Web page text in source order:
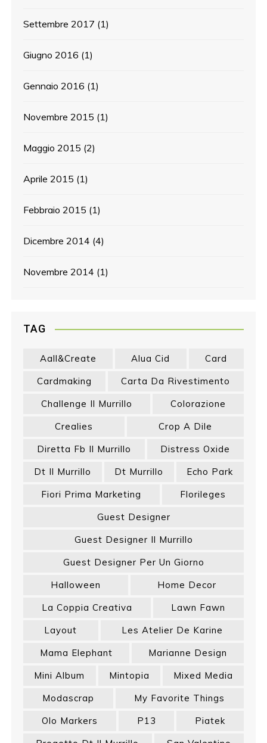
Settembre 2017 (1)
Giugno 2016 (1)
Gennaio 2016 (1)
Novembre 2015 (1)
Maggio 2015 (2)
Aprile 2015 (1)
Febbraio 2015 (1)
Dicembre 2014 (4)
Novembre 2014 (1)
TAG
Aall&create Alua Cid
Card
Cardmaking
Carta Da Rivestimento
Challenge Il Murrillo
Colorazione
Crealies
Crop A Dile
Diretta Fb Il Murrillo
Distress Oxide
Dt Il Murrillo
Dt Murrillo
Echo Park
Fiori Prima Marketing
Florileges
Guest Designer
Guest Designer Il Murrillo
Guest Designer Per Un Giorno
Halloween
Home Decor
La Coppia Creativa
Lawn Fawn
Layout
Les Atelier De Karine
Mama Elephant
Marianne Design
Mini Album
Mintopia
Mixed Media
Modascrap
My Favorite Things
Olo Markers
P13
Piatek